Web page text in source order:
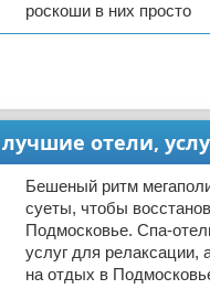
роскоши в них просто
отели,
Бешеный ритм
суеты, чтобы
Подмосковье. Спа-
услуг для релаксации,
на отдых в